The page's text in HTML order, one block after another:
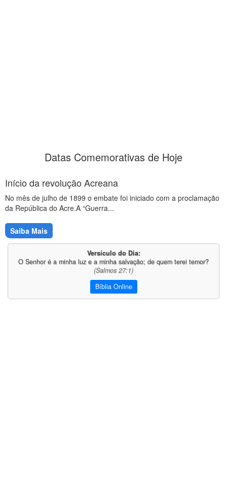
Datas Comemorativas de Hoje
Início da revolução Acreana
No mês de julho de 1899 o embate foi iniciado com a proclamação
da República do Acre.A “Guerra...
Saiba Mais
Versículo do Dia:
O Senhor é a minha luz e a minha salvação; de quem terei temor?
(Salmos 27:1)
Bíblia Online